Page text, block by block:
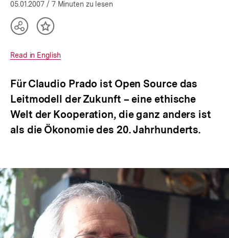
öffnen
05.01.2007 / 7 Minuten zu lesen
Teilen
anzeigen
Inhalt
Interner
Read in English
Für Claudio Prado ist Open Source das
Leitmodell der Zukunft – eine ethische
Welt der Kooperation, die ganz anders ist
als die Ökonomie des 20. Jahrhunderts.